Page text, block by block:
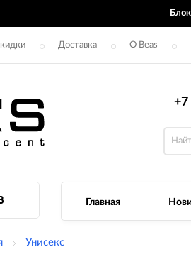
Доставка О Beas
+7
Главная
Унисекс